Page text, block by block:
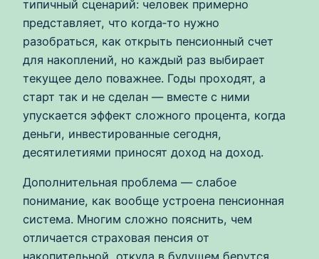
типичный сценарий: человек примерно
представляет, что когда‑то нужно
разобраться, как открыть пенсионный счет
для накоплений, но каждый раз выбирает
текущее дело поважнее. Годы проходят, а
старт так и не сделан — вместе с ними
упускается эффект сложного процента, когда
деньги, инвестированные сегодня,
десятилетиями приносят доход на доход.
Дополнительная проблема — слабое
понимание, как вообще устроена пенсионная
система. Многим сложно пояснить, чем
отличается страховая пенсия от